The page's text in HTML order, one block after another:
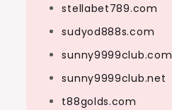
stellabet789.com
sudyod888s.com
sunny9999club.com
sunny9999club.net
t88golds.com